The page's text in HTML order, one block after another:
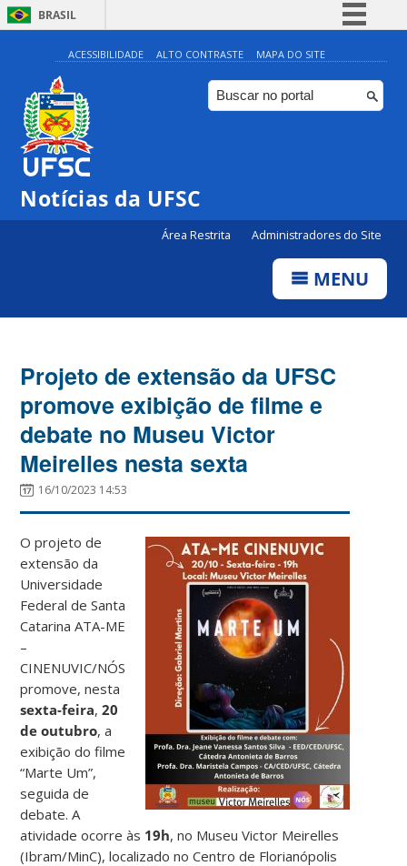
BRASIL
Simplifique!
Comunica BR
Participe
ACESSIBILIDADE ALTO CONTRASTE MAPA DO SITE
Notícias da UFSC
Área Restrita Administradores do Site
MENU
Projeto de extensão da UFSC
promove exibição de filme e
debate no Museu Victor
Meirelles nesta sexta
16/10/2023 14:53
O projeto de
extensão da
Universidade
Federal de Santa
Catarina ATA-ME
–
CINENUVIC/NÓS
promove, nesta
sexta-feira,20
de outubro, a
exibição do filme
“Marte Um”,
seguida de
debate. A
atividade ocorre às 19h, no Museu Victor Meirelles
(Ibram/MinC), localizado no Centro de Florianópolis